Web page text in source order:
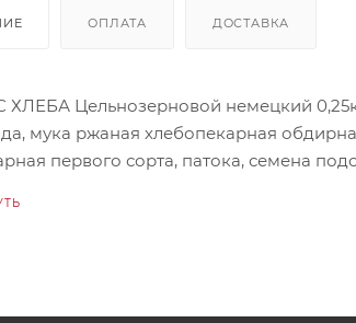
ОПЛАТА ДОСТАВКА
ХЛЕБА Цельнозерновой немецкий
мука ржаная хлебопекарная
первого сорта, патока, семена